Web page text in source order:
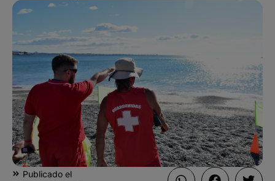
Publicado el